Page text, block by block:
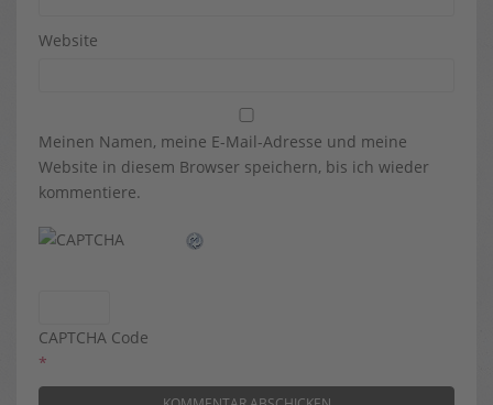
Website
Meinen Namen, meine E-Mail-Adresse und meine
Website in diesem Browser speichern, bis ich wieder
kommentiere.
CAPTCHA Code
*